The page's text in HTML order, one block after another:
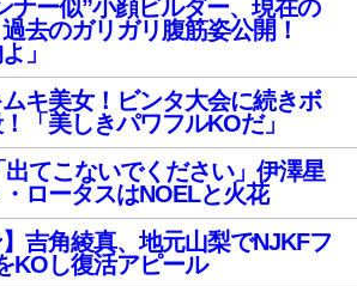
ナー似”小顔ビルダー、現在の
去のガリガリ腹筋姿公開！
」
キ美女！ビンタ大会に続きボ
「美しきパワフルKOだ」
出てこないでください」伊澤星
ロータスはNOELと火花
】吉角綾真、地元山梨でNJKFフ
KOし復活アピール